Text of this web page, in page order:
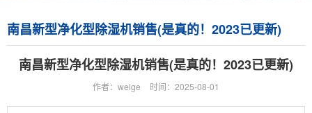
南昌新型净化型除湿机销售(是真的！2023已更新)
南昌新型净化型除湿机销售(是真的！2023已更新)
作者：weige 时间：2025-08-01